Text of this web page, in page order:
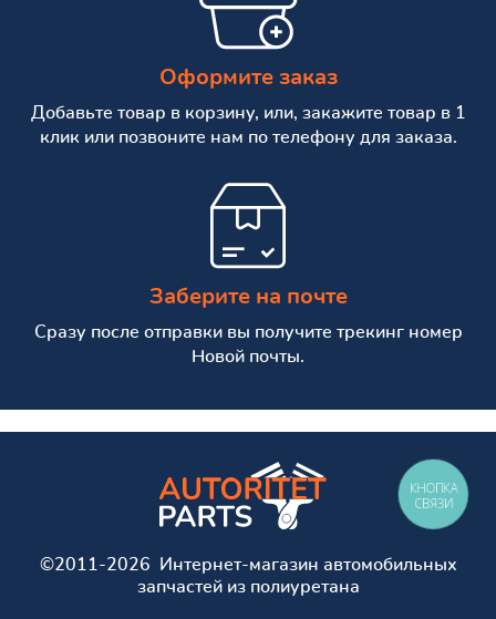
Оформите заказ
Добавьте товар в корзину, или, закажите товар в 1
клик или позвоните нам по телефону для заказа.
Заберите на почте
Сразу после отправки вы получите трекинг номер
Новой почты.
©2011-2026 Интернет-магазин автомобильных
запчастей из полиуретана
КНОПКА
СВЯЗИ